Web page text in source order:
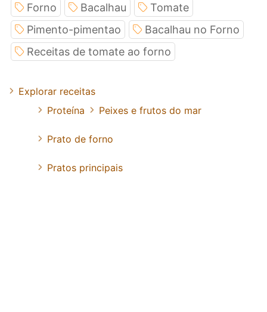
Forno Bacalhau
Tomate
Pimento-pimentao
Bacalhau no Forno
Receitas de tomate ao forno
Explorar receitas
Proteína
Peixes e frutos do mar
Prato de forno
Pratos principais